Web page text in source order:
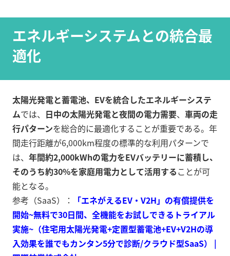
エネルギーシステムとの統合最
適化
太陽光発電と蓄電池、EVを統合したエネルギーシステ
ムでは、 日中の太陽光発電と夜間の電力需要、 車両の走
行パターンを総合的に最適化することが重要である。年
間走行距離が6,000km程度の標準的な利用パターンで
は、 年間約2,000kWhの電力をEVバッテリーに蓄積し、
そのうち約30%を家庭用電力として活用することが可
能となる。
参考（SaaS）：
「エネがえるEV‧V2H」の有償提供を
開始~無料で30日間、全機能をお試しできるトライアル
実施~（住宅用太陽光発電+定置型蓄電池+EV+V2Hの導
入効果を誰でもカンタン5分で診断/クラウド型SaaS） |